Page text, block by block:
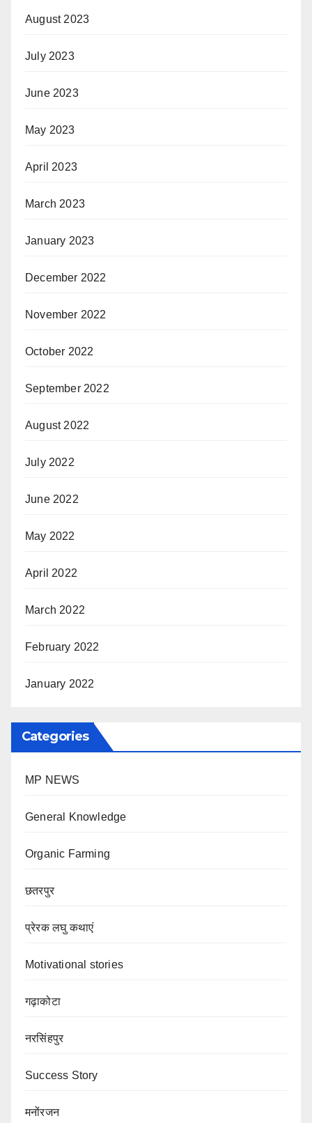
August 2023
July 2023
June 2023
May 2023
April 2023
March 2023
January 2023
December 2022
November 2022
October 2022
September 2022
August 2022
July 2022
June 2022
May 2022
April 2022
March 2022
February 2022
January 2022
Categories
MP NEWS
General Knowledge
Organic Farming
छतरपुर
प्रेरक लघु कथाएं
Motivational stories
गढ़ाकोटा
नरसिंहपुर
Success Story
मनोंरजन